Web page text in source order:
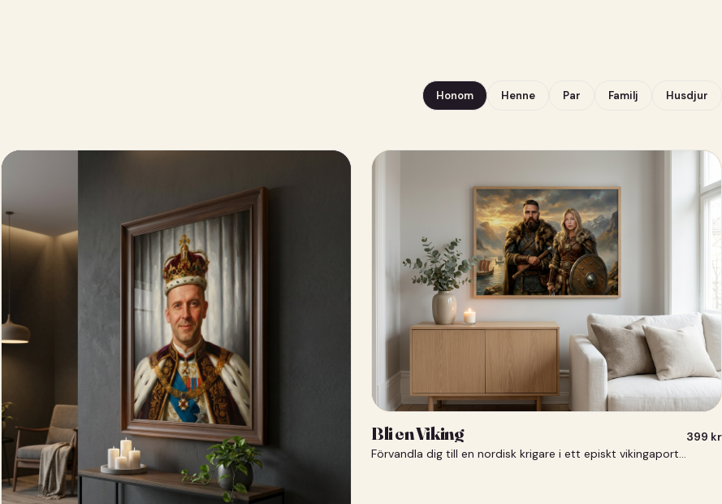
Honom Henne Par Familj Husdjur
Bli en Viking
Förvandla dig till en nordisk krigare i ett episkt vikingaporträtt.
399 kr